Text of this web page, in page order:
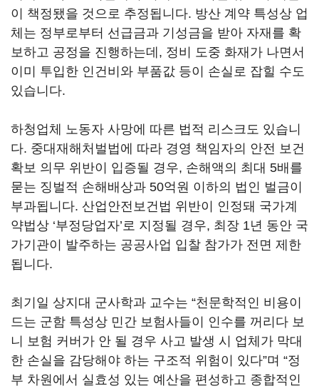
이 책정됐을 것으로 추정됩니다. 방산 계약 특성상 업
체는 정부로부터 선급금과 기성금을 받아 자재를 확
보하고 공정을 진행하는데, 정비 도중 화재가 나면서
이미 투입한 인건비와 부품값 등이 손실로 잡힐 수도
있습니다.
하청업체 노동자 사망에 따른 법적 리스크도 있습니
다. 중대재해처벌법에 따라 경영 책임자의 안전 보건
확보 의무 위반이 입증될 경우, 손해액의 최대 5배를
묻는 징벌적 손해배상과 50억원 이하의 법인 벌금이
부과됩니다. 산업안전보건법 위반이 인정돼 국가계
약법상 ‘부정당업자’로 지정될 경우, 최장 1년 동안 국
가기관이 발주하는 공공사업 입찰 참가가 전면 제한
됩니다.
최기일 상지대 군사학과 교수는 “천문학적인 비용이
드는 군함 특성상 민간 보험사들이 인수를 꺼리다 보
니 보험 커버가 안 될 경우 사고 발생 시 업체가 막대
한 손실을 감당해야 하는 구조적 위험이 있다”며 “정
부 차원에서 실효성 있는 예산을 편성하고 종합적인